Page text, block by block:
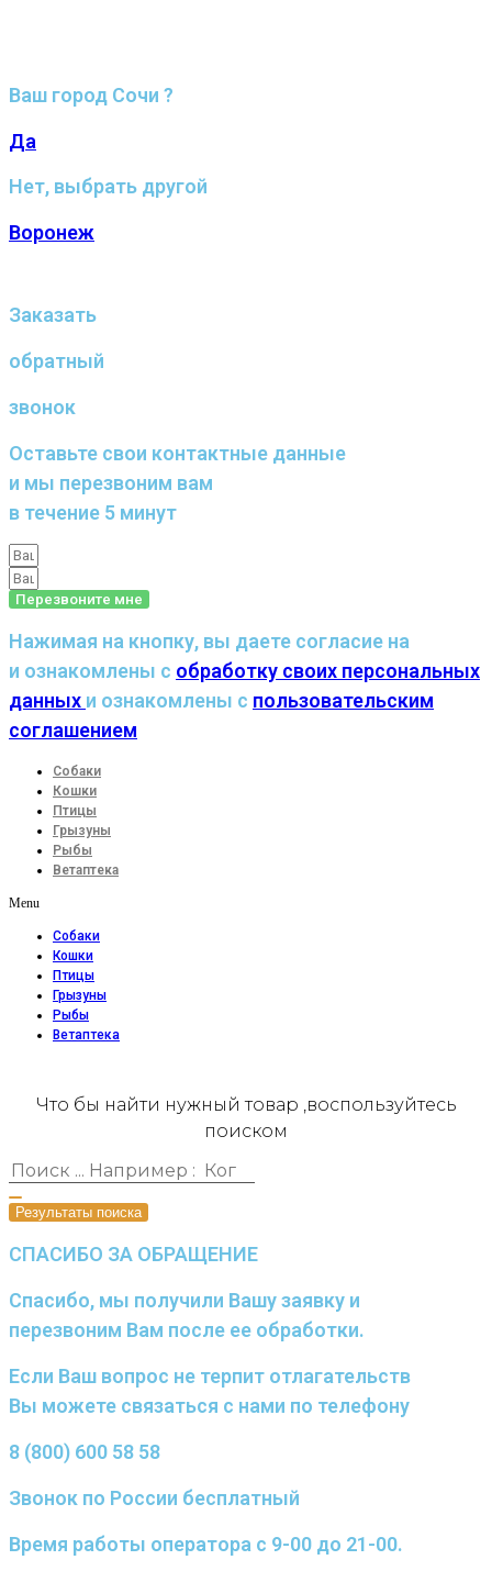
Ваш город Сочи ?
Да
Нет, выбрать другой
Воронеж
Заказать
обратный
звонок
Оставьте свои контактные данные
и мы перезвоним вам
в течение 5 минут
Перезвоните мне
Нажимая на кнопку, вы даете согласие на
и ознакомлены с обработку своих персональных
данных и ознакомлены с пользовательским
соглашением
Собаки
Кошки
Птицы
Грызуны
Рыбы
Ветаптека
Menu
Собаки
Кошки
Птицы
Грызуны
Рыбы
Ветаптека
Что бы найти нужный товар ,воспользуйтесь
поиском
Результаты поиска
СПАСИБО ЗА ОБРАЩЕНИЕ
Спасибо, мы получили Вашу заявку и
перезвоним Вам после ее обработки.
Если Ваш вопрос не терпит отлагательств
Вы можете связаться с нами по телефону
8 (800) 600 58 58
Звонок по России бесплатный
Время работы оператора с 9-00 до 21-00.